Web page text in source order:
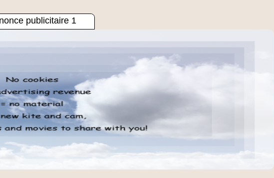
publicitaire 1